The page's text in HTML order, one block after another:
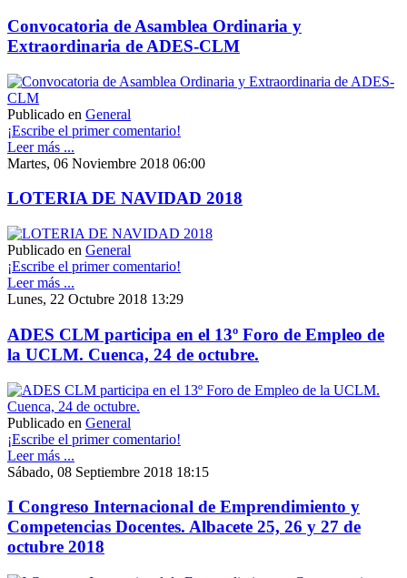
Convocatoria de Asamblea Ordinaria y
Extraordinaria de ADES-CLM
Publicado en General
¡Escribe el primer comentario!
Leer más ...
Martes, 06 Noviembre 2018 06:00
LOTERIA DE NAVIDAD 2018
Publicado en General
¡Escribe el primer comentario!
Leer más ...
Lunes, 22 Octubre 2018 13:29
ADES CLM participa en el 13º Foro de Empleo de
la UCLM. Cuenca, 24 de octubre.
Publicado en General
¡Escribe el primer comentario!
Leer más ...
Sábado, 08 Septiembre 2018 18:15
I Congreso Internacional de Emprendimiento y
Competencias Docentes. Albacete 25, 26 y 27 de
octubre 2018